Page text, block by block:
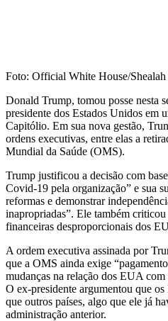
Foto: Official White House/Shealah
Donald Trump, tomou posse nesta
presidente dos Estados Unidos em
Capitólio. Em sua nova gestão,
ordens executivas, entre elas a
Mundial da Saúde (OMS).
Trump justificou a decisão com
Covid-19 pela organização” e sua
reformas e demonstrar
inapropriadas”. Ele também
financeiras desproporcionais dos
A ordem executiva assinada por
que a OMS ainda exige
mudanças na relação dos EUA com
O ex-presidente argumentou que
que outros países, algo que ele já
administração anterior.